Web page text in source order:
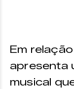
Em
apresenta
musical